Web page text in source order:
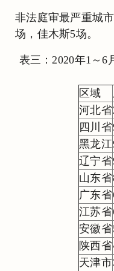
非法庭审最严重城
场，佳木斯5场。
表三：2020年1～6
区域
河北省
四川省
黑龙江
辽宁省
山东省
广东省
江苏省
安徽省
陕西省
天津市